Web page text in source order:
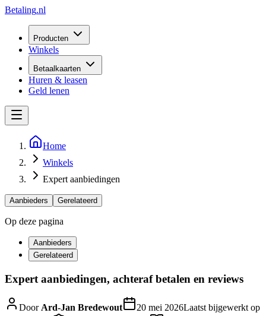
Betaling.nl
Producten
Winkels
Betaalkaarten
Huren & leasen
Geld lenen
Home
Winkels
Expert aanbiedingen
Aanbieders Gerelateerd
Op deze pagina
Aanbieders
Gerelateerd
Expert aanbiedingen, achteraf betalen en reviews
DoorArd-Jan Bredewout 20 mei 2026Laatst bijgewerkt op